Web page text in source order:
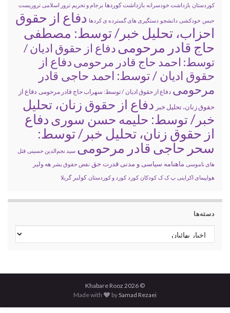
کوردستان بازداشت خودسرانه بازداشت کوردها برجام و تحریم ترور اسلامی تروریست
حبس خودکشی دانشجو دستگیری های گسترده ی کردها دفاع از حقوق
احزاب، تحلیل خبر/ توسط: مصطفی
حاج قادر مرحومیدفاع از حقوق ادیان /
توسط: احمد حاج قادر مرحومیدفاع از
حقوق ادیان / توسط: احمد حاجی قادر
مرحومی دفاع از حقوق ادیان / توسط: سهراب حاج قادر مرحومی دفاع از
حقوق زنان، تحلیل خبر دفاع از حقوق زنان، تحلیل
خبر/ توسط: حلیمه حسن سوری دفاع
از حقوق زنان، تحلیل خبر/ توسط:
سحر حاجی قادر مرحومی سید نجم‌الدین حسینی قتل
های ناموسی ماهنامه سیاسی و مدنی قدرت حق نقض حقوق بشر هه ولیر
هواپیمای اکراینی پ ک ک کودکان کورد کورد و کوردستان کولبر گریلا
دسته‌ها
دسته‌ها
© 2026 Khabare Rooz
Made with
bySamad Rezaei